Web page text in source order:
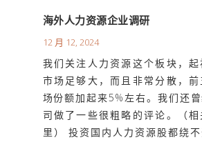
海外人力资源企业调研
12 月 12, 2024
我们关注人力资源这个板块，
市场足够大，而且非常分散，
场份额加起来5%左右。我们还
司做了一些很粗略的评论。（
里） 投资国内人力资源股都绕